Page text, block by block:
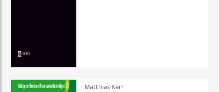
Matthias Kerr